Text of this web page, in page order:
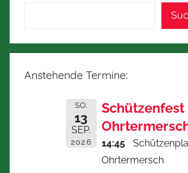
Anstehende Termine:
SO.
13
SEP.
2026
Schützenfest
14:45
Ohrtermersch